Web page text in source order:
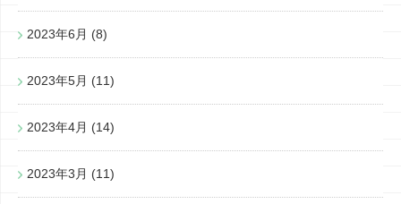
2023年6月 (8)
2023年5月 (11)
2023年4月 (14)
2023年3月 (11)